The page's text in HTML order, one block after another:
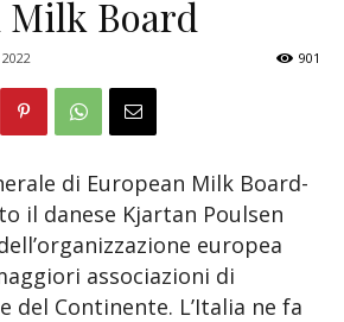
Milk Board
901
di European Milk Board-
il danese Kjartan Poulsen
europea
associazioni di
del Continente. L’Italia ne fa